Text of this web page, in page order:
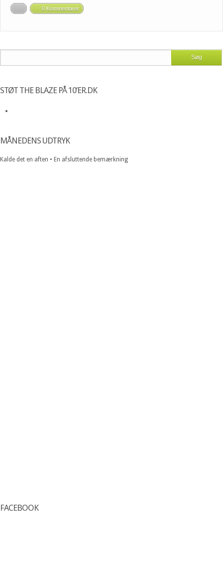
0 Kommentarer
STØT THE BLAZE PÅ 10’ER.DK
MÅNEDENS UDTRYK
Kalde det en aften • En afsluttende bemærkning
FACEBOOK